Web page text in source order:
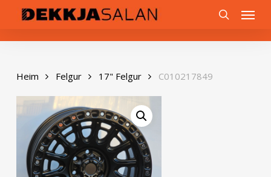
content
Menu
Heim Felgur 17" Felgur C010217849